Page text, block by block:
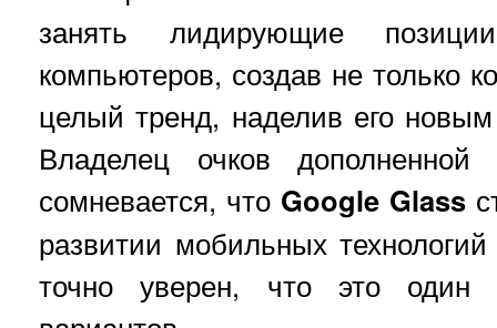
занять лидирующие
компьютеров, создав не только
целый тренд, наделив его
Владелец очков дополненной
сомневается, что Google Glass
развитии мобильных
точно уверен, что это один